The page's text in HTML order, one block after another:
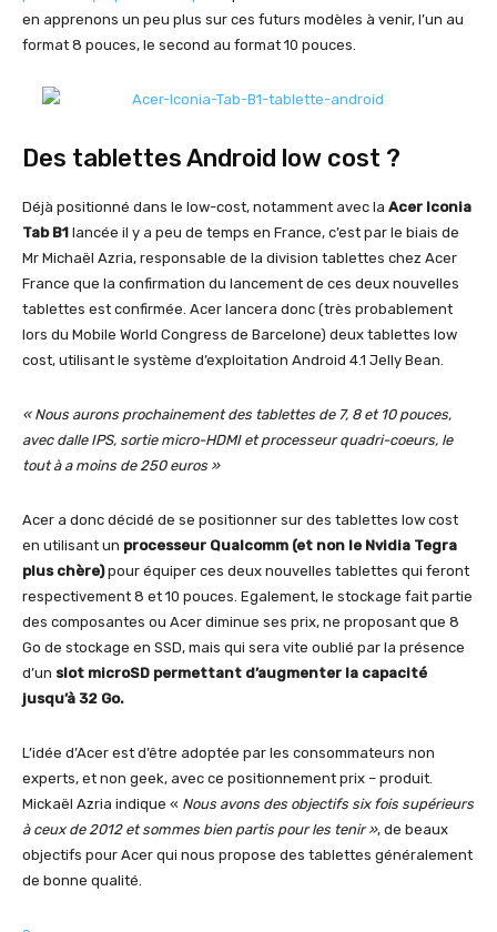
en apprenons un peu plus sur ces futurs modèles à venir, l’un au
format 8 pouces, le second au format 10 pouces.
Des tablettes Android low cost ?
Déjà positionné dans le low-cost, notamment avec la Acer Iconia
Tab B1 lancée il y a peu de temps en France, c’est par le biais de
Mr Michaël Azria, responsable de la division tablettes chez Acer
France que la confirmation du lancement de ces deux nouvelles
tablettes est confirmée. Acer lancera donc (très probablement
lors du Mobile World Congress de Barcelone) deux tablettes low
cost, utilisant le système d’exploitation Android 4.1 Jelly Bean.
« Nous aurons prochainement des tablettes de 7, 8 et 10 pouces,
avec dalle IPS, sortie micro-HDMI et processeur quadri-coeurs, le
tout à a moins de 250 euros »
Acer a donc décidé de se positionner sur des tablettes low cost
en utilisant un processeur Qualcomm (et non le Nvidia Tegra
plus chère)pour équiper ces deux nouvelles tablettes qui feront
respectivement 8 et 10 pouces. Egalement, le stockage fait partie
des composantes ou Acer diminue ses prix, ne proposant que 8
Go de stockage en SSD, mais qui sera vite oublié par la présence
d’un slot microSD permettant d’augmenter la capacité
jusqu’à 32 Go.
L’idée d’Acer est d’être adoptée par les consommateurs non
experts, et non geek, avec ce positionnement prix – produit.
Mickaël Azria indique « Nous avons des objectifs six fois supérieurs
à ceux de 2012 et sommes bien partis pour les tenir », de beaux
objectifs pour Acer qui nous propose des tablettes généralement
de bonne qualité.